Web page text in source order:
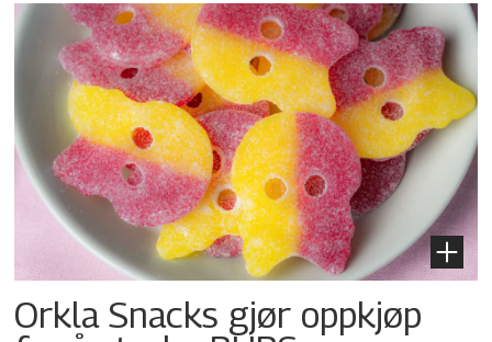
Orkla Snacks gjør oppkjøp